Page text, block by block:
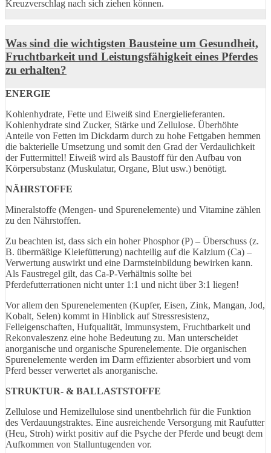
Kreuzverschlag nach sich ziehen können.
Was sind die wichtigsten Bausteine um Gesundheit,
Fruchtbarkeit und Leistungsfähigkeit eines Pferdes
zu erhalten?
ENERGIE
Kohlenhydrate, Fette und Eiweiß sind Energielieferanten.
Kohlenhydrate sind Zucker, Stärke und Zellulose. Überhöhte
Anteile von Fetten im Dickdarm durch zu hohe Fettgaben hemmen
die bakterielle Umsetzung und somit den Grad der Verdaulichkeit
der Futtermittel! Eiweiß wird als Baustoff für den Aufbau von
Körpersubstanz (Muskulatur, Organe, Blut usw.) benötigt.
NÄHRSTOFFE
Mineralstoffe (Mengen- und Spurenelemente) und Vitamine zählen
zu den Nährstoffen.
Zu beachten ist, dass sich ein hoher Phosphor (P) – Überschuss (z.
B. übermäßige Kleiefütterung) nachteilig auf die Kalzium (Ca) –
Verwertung auswirkt und eine Darmsteinbildung bewirken kann.
Als Faustregel gilt, das Ca-P-Verhältnis sollte bei
Pferdefutterrationen nicht unter 1:1 und nicht über 3:1 liegen!
Vor allem den Spurenelementen (Kupfer, Eisen, Zink, Mangan, Jod,
Kobalt, Selen) kommt in Hinblick auf Stressresistenz,
Felleigenschaften, Hufqualität, Immunsystem, Fruchtbarkeit und
Rekonvaleszenz eine hohe Bedeutung zu. Man unterscheidet
anorganische und organische Spurenelemente. Die organischen
Spurenelemente werden im Darm effizienter absorbiert und vom
Pferd besser verwertet als anorganische.
STRUKTUR- & BALLASTSTOFFE
Zellulose und Hemizellulose sind unentbehrlich für die Funktion
des Verdauungstraktes. Eine ausreichende Versorgung mit Raufutter
(Heu, Stroh) wirkt positiv auf die Psyche der Pferde und beugt dem
Aufkommen von Stalluntugenden vor.